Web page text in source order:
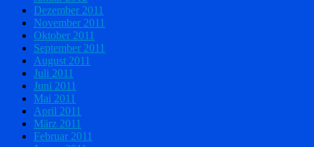
Dezember 2011
November 2011
Oktober 2011
September 2011
August 2011
Juli 2011
Juni 2011
Mai 2011
April 2011
März 2011
Februar 2011